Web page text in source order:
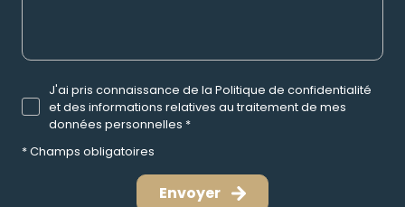
J'ai pris connaissance de la Politique de confidentialité
et des informations relatives au traitement de mes
données personnelles *
* Champs obligatoires
Envoyer